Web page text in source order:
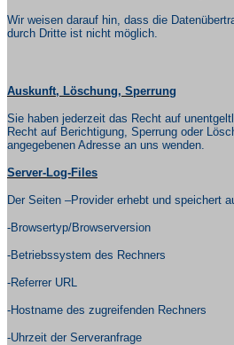
Wir weisen darauf hin, dass die
durch Dritte ist nicht möglich.
Auskunft, Löschung, Sperrung
Sie haben jederzeit das Recht auf
Recht auf Berichtigung, Sperrung oder
angegebenen Adresse an uns wenden.
Server-Log-Files
Der Seiten –Provider erhebt und speichert
-Browsertyp/Browserversion
-Betriebssystem des Rechners
-Referrer URL
-Hostname des zugreifenden Rechners
-Uhrzeit der Serveranfrage